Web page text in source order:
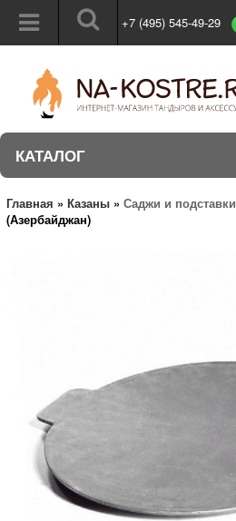
+7 (495) 545-49-29
КАТАЛОГ
Главная » Казаны » Саджи и подставки
(Азербайджан)